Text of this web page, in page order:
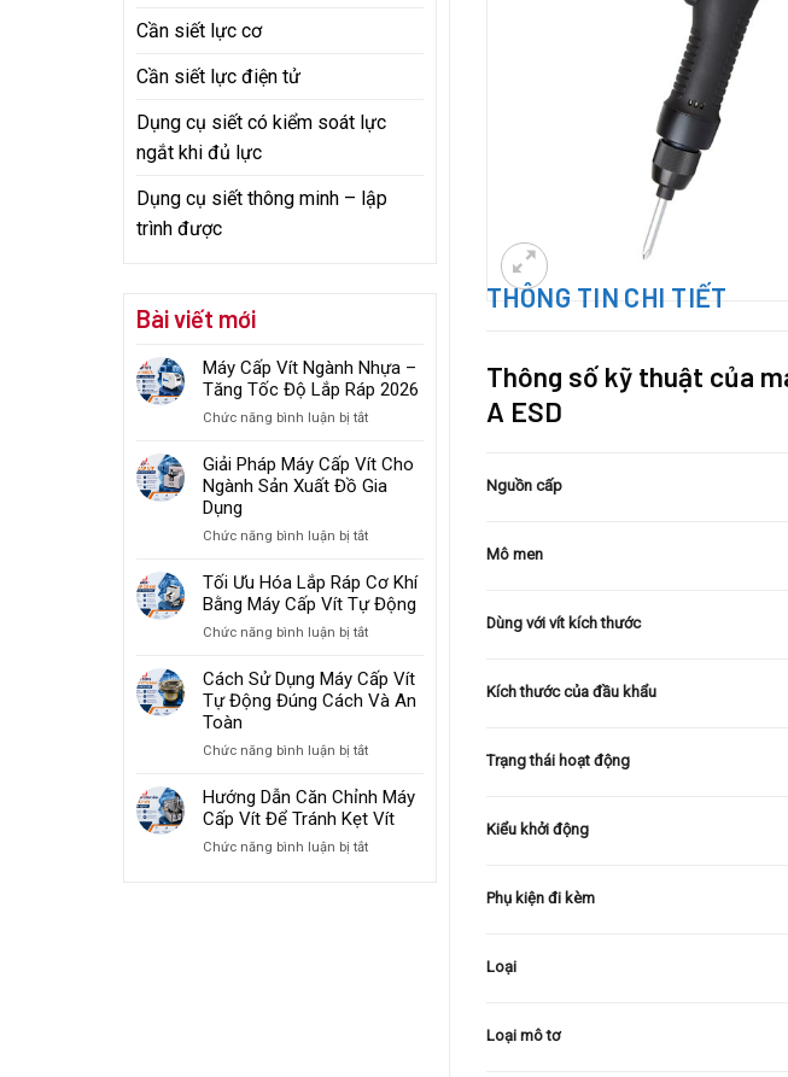
Cần siết lực cơ
Cần siết lực điện tử
Dụng cụ siết có kiểm soát lực
ngắt khi đủ lực
Dụng cụ siết thông minh – lập
trình được
Bài viết mới
Máy Cấp Vít Ngành Nhựa –
Tăng Tốc Độ Lắp Ráp 2026
Chức năng bình luận bị tắtở
Cấp
Vít
–
Tốc
Độ
Giải Pháp Máy Cấp Vít Cho
Ngành Sản Xuất Đồ Gia
Dụng
Chức năng bình luận bị tắtở
Pháp
Máy
Cấp
Vít
Ngành
Sản
Tối Ưu Hóa Lắp Ráp Cơ Khí
Bằng Máy Cấp Vít Tự Động
Chức năng bình luận bị tắtở
Ưu
Hóa
Cơ
Bằng
Máy
Cách Sử Dụng Máy Cấp Vít
Tự Động Đúng Cách Và An
Toàn
Chức năng bình luận bị tắtở
Sử
Dụng
Cấp
Hướng Dẫn Căn Chỉnh Máy
Cấp Vít Để Tránh Kẹt Vít
Chức năng bình luận bị tắtở
THÔNG TIN CHI TIẾT
Thông số kỹ thuật của
A ESD
Nguồn cấp
Mô men
Dùng với vít kích thước
Kích thước của đầu khẩu
Trạng thái hoạt động
Kiểu khởi động
Phụ kiện đi kèm
Loại
Loại mô tơ